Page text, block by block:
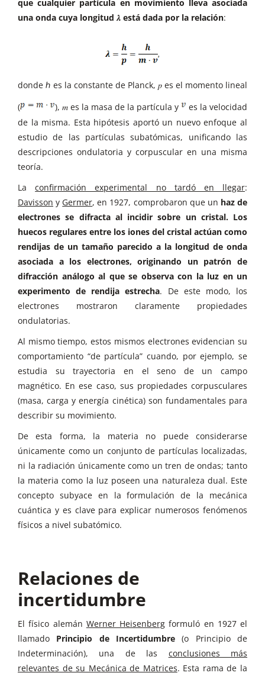
que cualquier partícula en movimiento lleva asociada
una onda cuya longitud 𝜆 está dada por la relación:
donde ℎ es la constante de Planck, 𝑝 es el momento lineal
(
), 𝑚 es la masa de la partícula y
es la velocidad
de la misma. Esta hipótesis aportó un nuevo enfoque al
estudio de las partículas subatómicas, unificando las
descripciones ondulatoria y corpuscular en una misma
teoría.
Laconfirmación experimental no tardó en llegar:
Davisson y Germer, en 1927, comprobaron que un haz de
electrones se difracta al incidir sobre un cristal. Los
huecos regulares entre los iones del cristal actúan como
rendijas de un tamaño parecido a la longitud de onda
asociada a los electrones, originando un patrón de
difracción análogo al que se observa con la luz en un
experimento de rendija estrecha. De este modo, los
electrones mostraron claramente propiedades
ondulatorias.
Al mismo tiempo, estos mismos electrones evidencian su
comportamiento “de partícula” cuando, por ejemplo, se
estudia su trayectoria en el seno de un campo
magnético. En ese caso, sus propiedades corpusculares
(masa, carga y energía cinética) son fundamentales para
describir su movimiento.
De esta forma, la materia no puede considerarse
únicamente como un conjunto de partículas localizadas,
ni la radiación únicamente como un tren de ondas; tanto
la materia como la luz poseen una naturaleza dual. Este
concepto subyace en la formulación de la mecánica
cuántica y es clave para explicar numerosos fenómenos
físicos a nivel subatómico.
Relaciones de
incertidumbre
El físico alemán Werner Heisenberg formuló en 1927 el
llamado Principio de Incertidumbre (o Principio de
Indeterminación), una de las conclusiones más
relevantes de su Mecánica de Matrices. Esta rama de la